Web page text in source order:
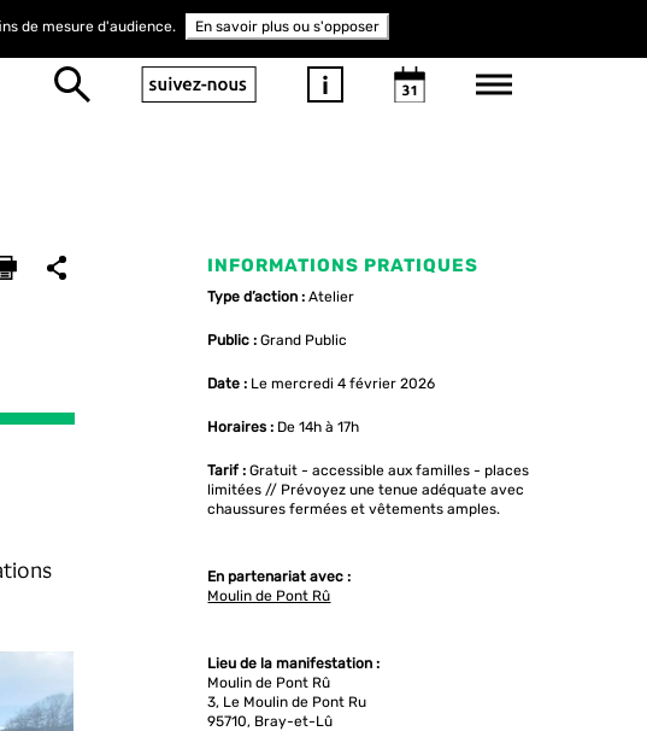
INFORMATIONS PRATIQUES
Type d’action : Atelier
Public : Grand Public
Date : Le mercredi 4 février 2026
Horaires : De 14h à 17h
Tarif : Gratuit - accessible aux familles - places
limitées // Prévoyez une tenue adéquate avec
chaussures fermées et vêtements amples.
En partenariat avec :
Moulin de Pont Rû
Lieu de la manifestation :
Moulin de Pont Rû
3, Le Moulin de Pont Ru
95710, Bray-et-Lû
de mesure d'audience. En savoir plus ou s'opposer